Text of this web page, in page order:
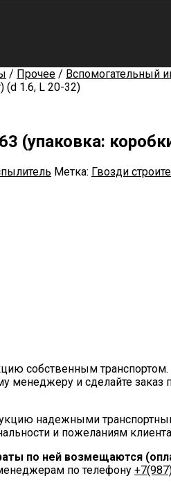
/ Прочее / Вспомогательный
(d 1.6, L 20-32)
(упаковка:
Метка: Гвозди
собственным транспортом.
менеджеру и сделайте
надежными
и пожеланиям
по ней возмещаются
по телефону